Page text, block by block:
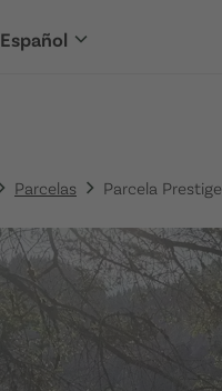
Español
Parcelas Parcela Prestige